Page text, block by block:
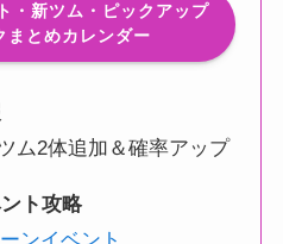
・新ツム・ピックアップ
まとめカレンダー
ム2体追加＆確率アップ
ト攻略